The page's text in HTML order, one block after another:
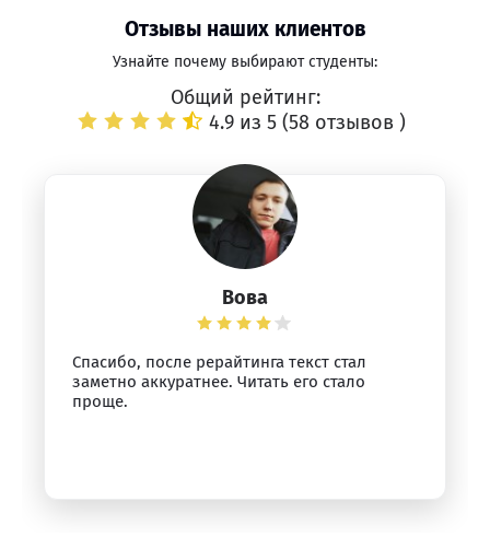
Отзывы наших клиентов
Узнайте почему выбирают студенты:
Общий рейтинг:
4.9 из 5 (58 отзывов )
Вова
Спасибо, после рерайтинга текст стал
заметно аккуратнее. Читать его стало
проще.